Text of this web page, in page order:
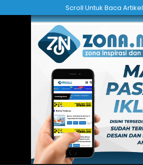
ke
Scroll Untuk Baca Artikel